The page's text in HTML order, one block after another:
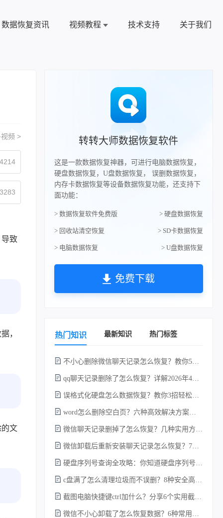
数据恢复资讯 视频教程 技术支持 关于我们
频 >
致
，
文
转转大师数据恢复软件
这是一款数据恢复神器，可进行电脑数据恢复，
硬盘数据恢复，U盘数据恢复， 误删数据恢复，
内存卡数据恢复等设备数据恢复功能，还支持下
面功能：
> 数据恢复软件免费版 > 硬盘数据恢复
> 回收站清空恢复 > SD卡数据恢复
> 电脑数据恢复 > U盘数据恢复
免费下载
热门知识 最新知识 热门标签
不小心删除微信聊天记录怎么恢复？教你5种简单找回的方法！
qq聊天记录删除了怎么恢复？详解2026年4种常用有效的方法（支持.db数据库提取）
误格式化硬盘怎么数据恢复？教你3招轻松恢复！
word怎么删除空白页？六种高效解决方案（2026年最新实操指南）！
微信聊天记录删掉了怎么恢复？几种实用方法详解！
微信卸载后重新安装聊天记录怎么恢复？7种实测有效的恢复方案详解！
硬盘序列号查询全攻略：你知道硬盘序列号怎么查吗？
c盘满了怎么清理垃圾而不误删？8种安全高效的方法详解+误删恢复指南！
截图电脑快捷键ctrl加什么？分享6个实用截图方法！
微信不小心卸载了怎么恢复数据？6种常用方法详解！